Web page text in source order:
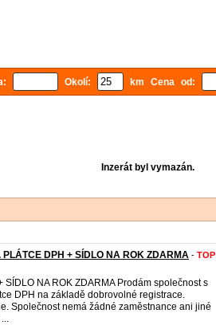
Okolí: km Cena od:
Inzerát byl vymazán.
PLÁTCE DPH + SÍDLO NA ROK ZDARMA - TOP
SÍDLO NA ROK ZDARMA Prodám společnost s
DPH na základě dobrovolné registrace.
Společnost nemá žádné zaměstnance ani jiné